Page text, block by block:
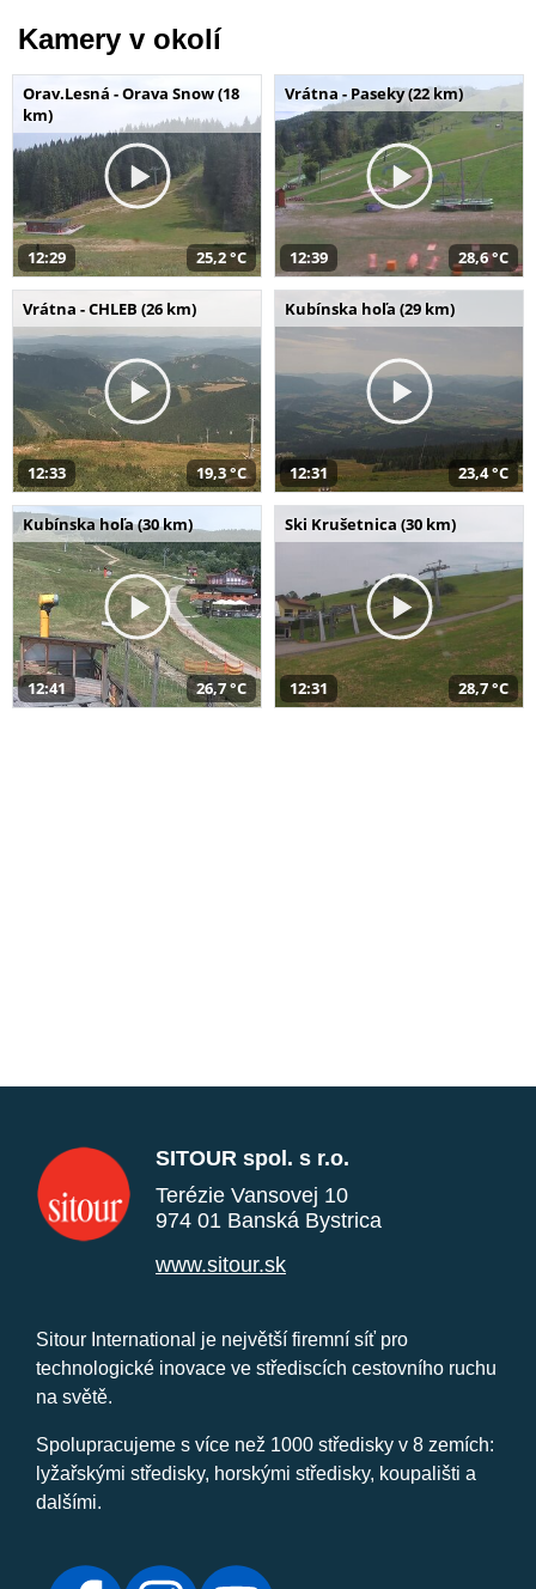
Kamery v okolí
Orav.Lesná - Orava Snow (18
km)
12:29 25,2 °C
Vrátna - Paseky (22 km)
12:39 28,6 °C
Vrátna - CHLEB (26 km)
12:33 19,3 °C
Kubínska hoľa (29 km)
12:31 23,4 °C
Kubínska hoľa (30 km)
12:41 26,7 °C
Ski Krušetnica (30 km)
12:31 28,7 °C
SITOUR spol. s r.o.
Terézie Vansovej 10
974 01 Banská Bystrica
www.sitour.sk
Sitour International je největší firemní síť pro
technologické inovace ve střediscích cestovního ruchu
na světě.
Spolupracujeme s více než 1000 středisky v 8 zemích:
lyžařskými středisky, horskými středisky, koupališti a
dalšími.